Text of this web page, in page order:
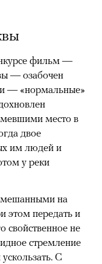
фильм —
— озабочен
— «нормальные»
место в
двое
им людей и
у реки
на
этом передать и
свойственное не
стремление
С